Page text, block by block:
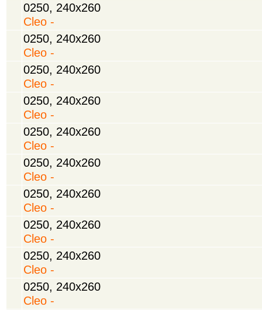
0250, 240х260
Cleo -
0250, 240х260
Cleo -
0250, 240х260
Cleo -
0250, 240х260
Cleo -
0250, 240х260
Cleo -
0250, 240х260
Cleo -
0250, 240х260
Cleo -
0250, 240х260
Cleo -
0250, 240х260
Cleo -
0250, 240х260
Cleo -